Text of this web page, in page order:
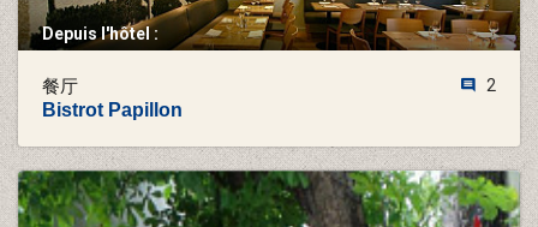
Depuis l'hôtel :
2
餐厅
Bistrot Papillon